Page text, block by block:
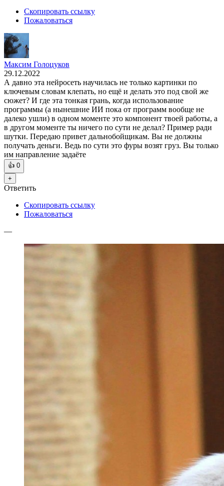
Скопировать ссылку
Пожаловаться
Максим Голоцуков
29.12.2022
А давно эта нейросеть научилась не только картинки по
ключевым словам клепать, но ещё и делать это под свой же
сюжет? И где эта тонкая грань, когда использование
программы (а нынешние ИИ пока от программ вообще не
далеко ушли) в одном моменте это компонент твоей работы, а
в другом моменте ты ничего по сути не делал? Пример ради
шутки. Передаю привет дальнобойщикам. Вы не должны
получать деньги. Ведь по сути это фуры возят груз. Вы только
им направление задаёте
👍 0
+
Ответить
Скопировать ссылку
Пожаловаться
—